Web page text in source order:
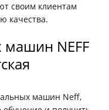
своим клиентам
качества.
машин NEFF
машин Neff,